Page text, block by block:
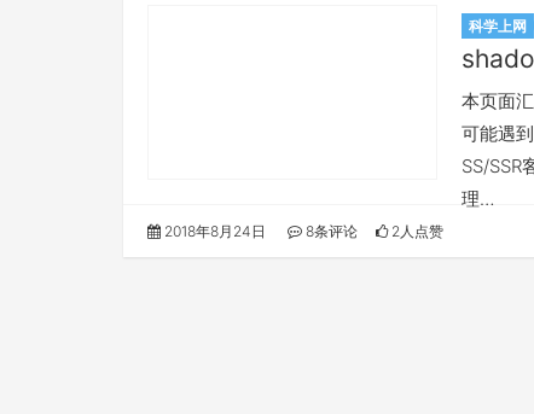
科学上网
本页面
可能遇
SS/SSR
理…
2018年8月24日 8条评论 2人点赞